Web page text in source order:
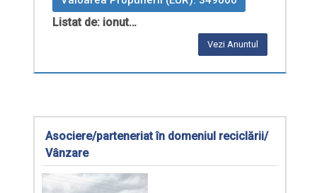
Listat de: ionut…
Vezi Anuntul
Asociere/parteneriat în domeniul reciclării/
Vânzare